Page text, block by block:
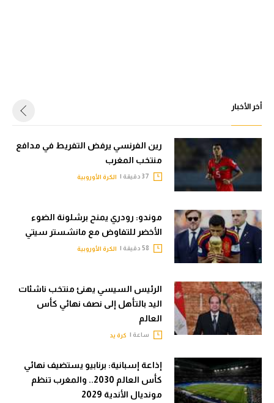
أخر الأخبار
رين الفرنسي يرفض التفريط في مدافع
منتخب المغرب
الكرة الأوروبية
موندو: رودري يمنح برشلونة الضوء
الأخضر للتفاوض مع مانشستر سيتي
الكرة الأوروبية
الرئيس السيسي يهنئ منتخب ناشئات
اليد بالتأهل إلى نصف نهائي كأس
العالم
ساعة | كرة يد
إذاعة إسبانية: برنابيو يستضيف نهائي
كأس العالم 2030.. والمغرب تنظم
مونديال الأندية 2029